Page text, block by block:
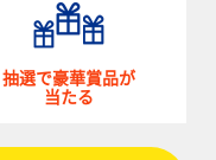
抽選で豪華賞品が
当たる